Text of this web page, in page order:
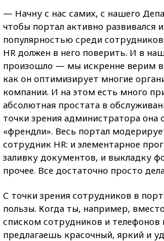
— Начну с нас самих, с нашего
чтобы портал активно развивался
популярностью среди
HR должен в него поверить. И в
произошло — мы искренне верим
как он оптимизирует многие
компании. И на этом есть много
абсолютная простата в
точки зрения администратора она
«френдли». Весь портал
сотрудник HR: и элементарное
заливку документов, и выкладку
прочее. Все достаточно просто
С точки зрения сотрудников в
пользы. Когда ты, например,
списком сотрудников и телефонов
предлагаешь красочный, яркий и